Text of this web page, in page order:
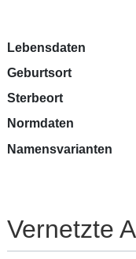
Lebensdaten
Geburtsort
Sterbeort
Normdaten
Namensvarianten
Vernetzte